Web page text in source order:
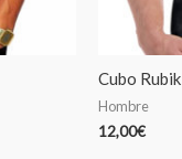
Cubo Rubik
Hombre
12,00€